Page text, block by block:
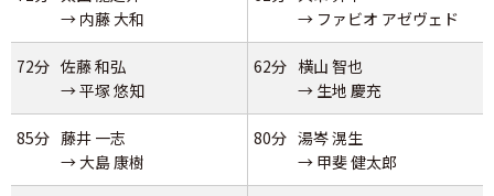
→ 内藤 大和
→ ファビオ アゼヴェド
72分 佐藤 和弘
→ 平塚 悠知
62分 横山 智也
→ 生地 慶充
85分 藤井 一志
→ 大島 康樹
80分 湯岑 滉生
→ 甲斐 健太郎